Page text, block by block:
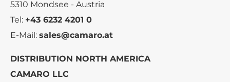
5310 Mondsee - Austria
Tel: +43 6232 4201 0
E-Mail: sales@camaro.at
DISTRIBUTION NORTH AMERICA
CAMARO LLC